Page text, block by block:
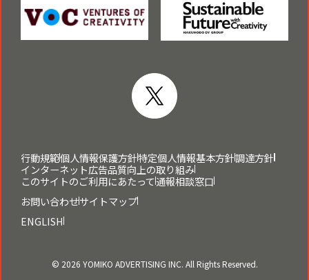
行動規範個人情報保護方針特定個人情報基本方針調達方針
インターネット広告品質向上の取り組み
このサイトのご利用にあたって通報相談窓口
お問い合わせサイトマップ
ENGLISH
© 2026 YOMIKO ADVERTISING INC. All Rights Reserved.